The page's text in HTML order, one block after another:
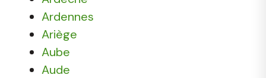
Ardennes
Ariège
Aube
Aude